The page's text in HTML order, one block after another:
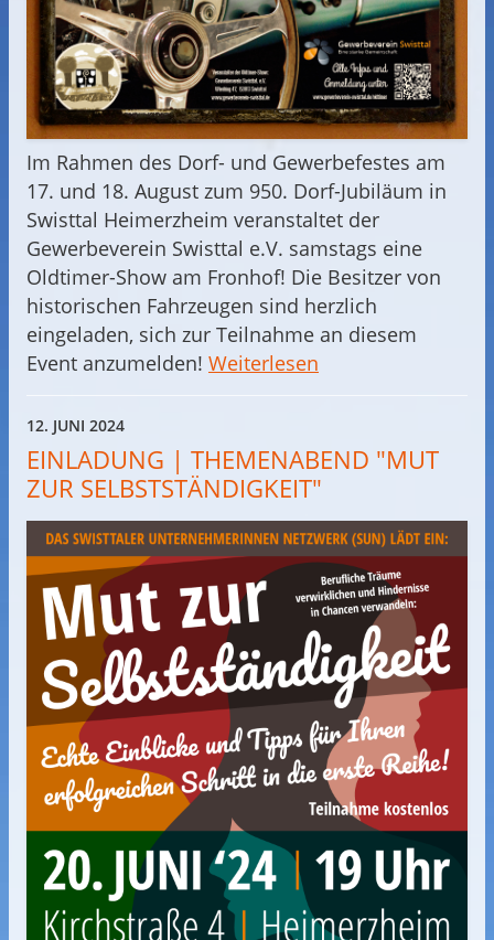
Im Rahmen des Dorf- und Gewerbefestes am
17. und 18. August zum 950. Dorf-Jubiläum in
Swisttal Heimerzheim veranstaltet der
Gewerbeverein Swisttal e.V. samstags eine
Oldtimer-Show am Fronhof! Die Besitzer von
historischen Fahrzeugen sind herzlich
eingeladen, sich zur Teilnahme an diesem
Event anzumelden! Weiterlesen
12. JUNI 2024
EINLADUNG | THEMENABEND "MUT
ZUR SELBSTSTÄNDIGKEIT"